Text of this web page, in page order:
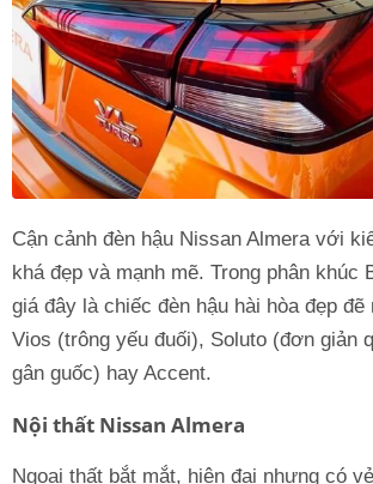
Cận cảnh đèn hậu Nissan Almera với
khá đẹp và mạnh mẽ. Trong phân khúc
giá đây là chiếc đèn hậu hài hòa đẹp đẽ
Vios (trông yếu đuối), Soluto (đơn giản
gân guốc) hay Accent.
Nội thất Nissan Almera
Ngoại thất bắt mắt, hiện đại nhưng có